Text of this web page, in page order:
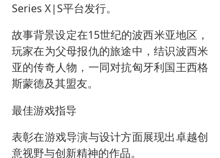
Series X|S平台发行。
故事背景设定在15世纪的波西米亚地区，
玩家在为父母报仇的旅途中，结识波西米
亚的传奇人物，一同对抗匈牙利国王西格
斯蒙德及其盟友。
最佳游戏指导
表彰在游戏导演与设计方面展现出卓越创
意视野与创新精神的作品。